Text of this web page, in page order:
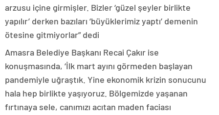
arzusu içine girmişler. Bizler ‘güzel şeyler birlikte
yapılır’ derken bazıları ‘büyüklerimiz yaptı’ demenin
ötesine gitmiyorlar” dedi
Amasra Belediye Başkanı Recai Çakır ise
konuşmasında, ‘İlk mart ayını görmeden başlayan
pandemiyle uğraştık. Yine ekonomik krizin sonucunu
hala hep birlikte yaşıyoruz. Bölgemizde yaşanan
fırtınaya sele, canımızı acıtan maden faciası